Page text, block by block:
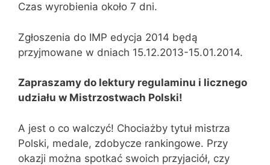
Czas wyrobienia około 7 dni.
Zgłoszenia do IMP edycja 2014 będą
przyjmowane w dniach 15.12.2013-15.01.2014.
Zapraszamy do lektury regulaminu i licznego
udziału w Mistrzostwach Polski!
A jest o co walczyć! Chociażby tytuł mistrza
Polski, medale, zdobycze rankingowe. Przy
okazji można spotkać swoich przyjaciół, czy